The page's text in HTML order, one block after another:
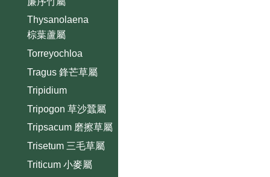
Thysanolaena
棕葉蘆屬
Torreyochloa
Tragus 鋒芒草屬
Tripidium
Tripogon 草沙蠶屬
Tripsacum 磨擦草屬
Trisetum 三毛草屬
Triticum 小麥屬